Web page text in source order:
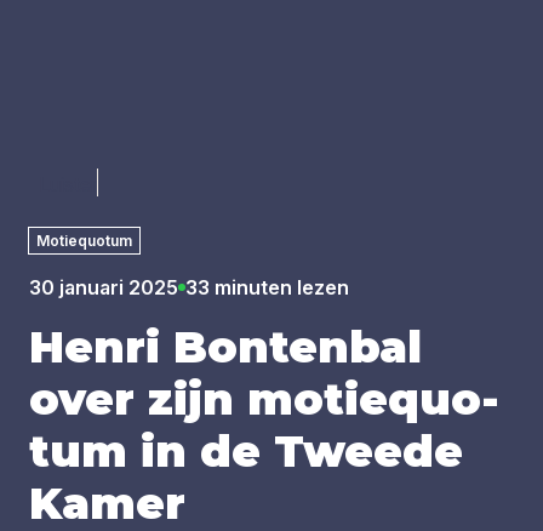
Motiequotum
30 januari 2025 33 minuten lezen
Hen­ri Bon­ten­bal
over zijn motie­quo­
tum in de Twee­de
Kamer